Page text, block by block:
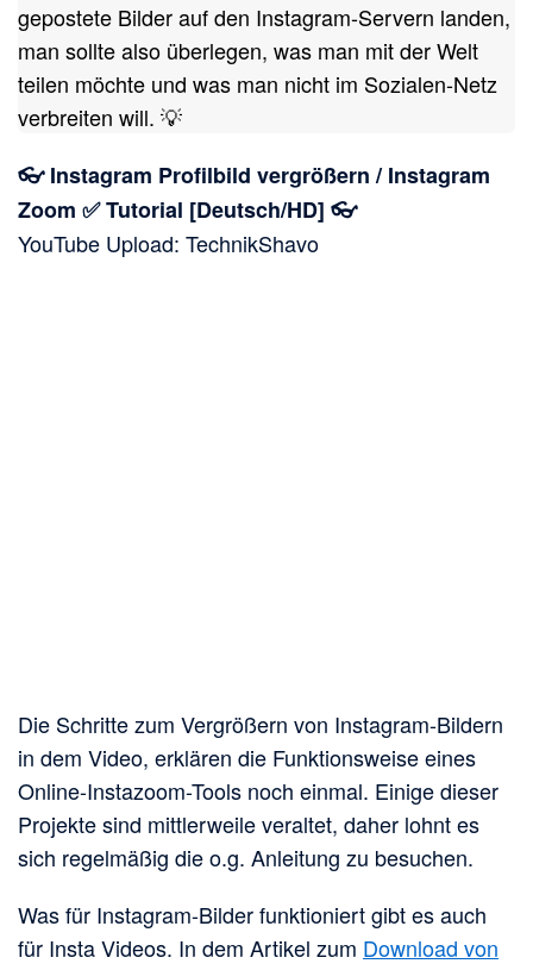
gepostete Bilder auf den Instagram-Servern landen,
man sollte also überlegen, was man mit der Welt
teilen möchte und was man nicht im Sozialen-Netz
verbreiten will. 💡
👓 Instagram Profilbild vergrößern / Instagram
Zoom ✅ Tutorial [Deutsch/HD] 👓
YouTube Upload: TechnikShavo
Die Schritte zum Vergrößern von Instagram-Bildern
in dem Video, erklären die Funktionsweise eines
Online-Instazoom-Tools noch einmal. Einige dieser
Projekte sind mittlerweile veraltet, daher lohnt es
sich regelmäßig die o.g. Anleitung zu besuchen.
Was für Instagram-Bilder funktioniert gibt es auch
für Insta Videos. In dem Artikel zum Download von